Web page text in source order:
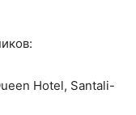
Hotel, Santali-